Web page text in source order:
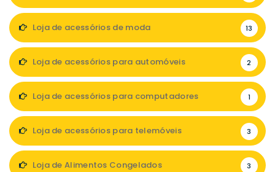
Loja de acessórios de moda 13
Loja de acessórios para automóveis 2
Loja de acessórios para computadores 1
Loja de acessórios para telemóveis 3
Loja de Alimentos Congelados 3